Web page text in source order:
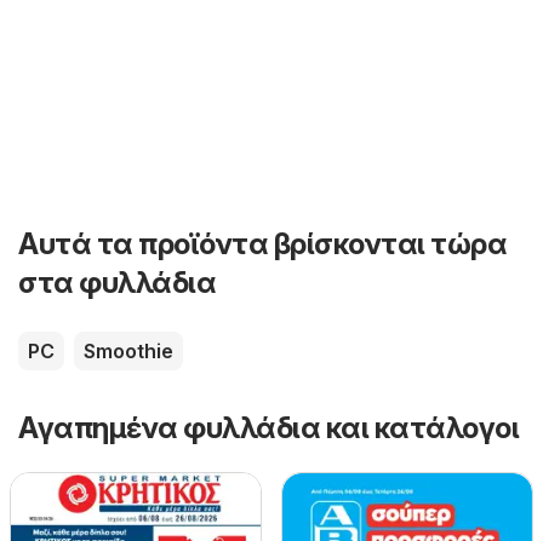
Αυτά τα προϊόντα βρίσκονται τώρα
στα φυλλάδια
PC Smoothie
Αγαπημένα φυλλάδια και κατάλογοι